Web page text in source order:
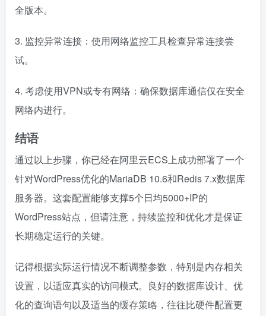
全版本。
3. 监控异常连接：使用网络监控工具检查异常连接尝
试。
4. 考虑使用VPN或专有网络：确保数据库通信仅在安全
网络内进行。
结语
通过以上步骤，你已经在阿里云ECS上成功部署了一个
针对WordPress优化的MariaDB 10.6和Redis 7.x数据库
服务器。这套配置能够支撑5个日均5000+IP的
WordPress站点，但请注意，持续监控和优化才是保证
长期稳定运行的关键。
记得根据实际运行情况不断调整参数，特别是内存相关
设置，以适应真实的访问模式。良好的数据库设计、优
化的查询语句以及适当的缓存策略，往往比硬件配置更